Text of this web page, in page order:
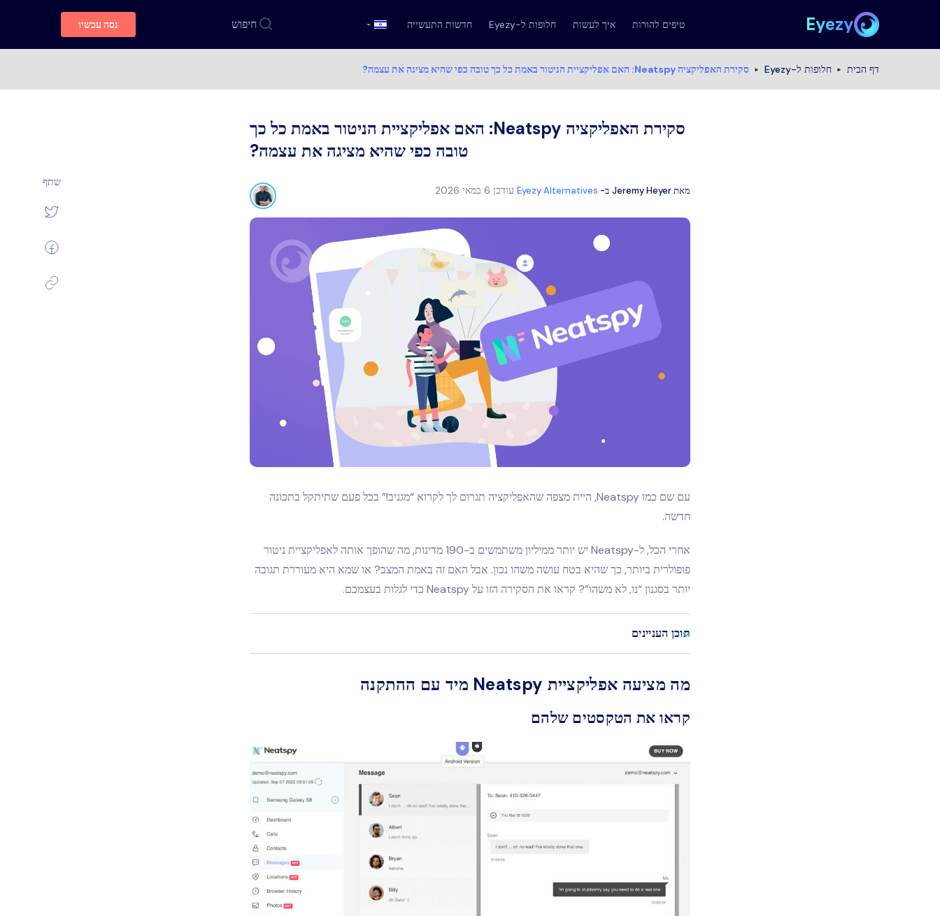
Eyezy טיפים להורות איך לעשות חלופות ל-Eyezy חדשות התעשייה חיפוש נסה עכשיו
דף הבית חלופות ל-Eyezy סקירת האפליקציה Neatspy: האם אפליקציית הניטור באמת כל כך טובה כפי שהיא מציגה את עצמה?
סקירת האפליקציה Neatspy: האם אפליקציית הניטור באמת כל כך
טובה כפי שהיא מציגה את עצמה?
מאתJeremy Heyer ב- Eyezy Alternatives עודכן
עם שם כמו Neatspy, היית מצפה שהאפליקציה תגרום לך לקרוא “מגניב!” בכל פעם שתיתקל בתכונה
חדשה.
אחרי הכל, ל-Neatspy יש יותר ממיליון משתמשים ב-190 מדינות, מה שהופך אותה לאפליקציית ניטור
פופולרית ביותר, כך שהיא בטח עושה משהו נכון. אבל האם זה באמת המצב? או שמא היא מעוררת תגובה
יותר בסגנון “נו, לא משהו”? קראו את הסקירה הזו על Neatspy כדי לגלות בעצמכם.
תוכן העניינים
מה מציעה אפליקציית Neatspy מיד עם ההתקנה
קראו את הטקסטים שלהם
שתף